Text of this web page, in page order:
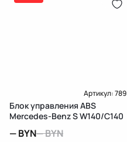
Артикул:789
Блок управления ABS
Mercedes-Benz S W140/C140
—BYN—BYN